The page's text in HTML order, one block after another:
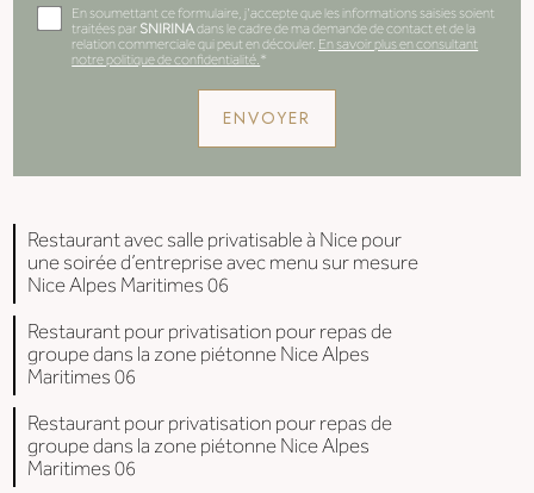
En soumettant ce formulaire, j'accepte que les informations saisies soient
traitées parSNIRINAdans le cadre de ma demande de contact et de la
relation commerciale qui peut en découler. En savoir plus en consultant
notre politique de confidentialité.*
Restaurant avec salle privatisable à Nice pour
une soirée d’entreprise avec menu sur mesure
Nice Alpes Maritimes 06
Restaurant pour privatisation pour repas de
groupe dans la zone piétonne Nice Alpes
Maritimes 06
Restaurant pour privatisation pour repas de
groupe dans la zone piétonne Nice Alpes
Maritimes 06